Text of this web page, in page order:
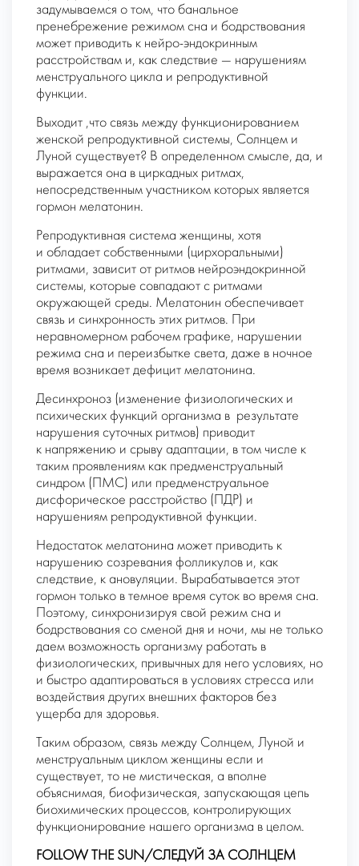
задумываемся о том, что банальное
пренебрежение режимом сна и бодрствования
может приводить к нейро-эндокринным
расстройствам и, как следствие — нарушениям
менструального цикла и репродуктивной
функции.
Выходит ,что связь между функционированием
женской репродуктивной системы, Солнцем и
Луной существует? В определенном смысле, да, и
выражается она в циркадных ритмах,
непосредственным участником которых является
гормон мелатонин.
Репродуктивная система женщины, хотя
и обладает собственными (цирхоральными)
ритмами, зависит от ритмов нейроэндокринной
системы, которые совпадают с ритмами
окружающей среды. Мелатонин обеспечивает
связь и синхронность этих ритмов. При
неравномерном рабочем графике, нарушении
режима сна и переизбытке света, даже в ночное
время возникает дефицит мелатонина.
Десинхроноз (изменение физиологических и
психических функций организма в результате
нарушения суточных ритмов) приводит
к напряжению и срыву адаптации, в том числе к
таким проявлениям как предменструальный
синдром (ПМС) или предменструальное
дисфорическое расстройство (ПДР) и
нарушениям репродуктивной функции.
Недостаток мелатонина может приводить к
нарушению созревания фолликулов и, как
следствие, к ановуляции. Вырабатывается этот
гормон только в темное время суток во время сна.
Поэтому, синхронизируя свой режим сна и
бодрствования со сменой дня и ночи, мы не только
даем возможность организму работать в
физиологических, привычных для него условиях, но
и быстро адаптироваться в условиях стресса или
воздействия других внешних факторов без
ущерба для здоровья.
Таким образом, связь между Солнцем, Луной и
менструальным циклом женщины если и
существует, то не мистическая, а вполне
объяснимая, биофизическая, запускающая цепь
биохимических процессов, контролирующих
функционирование нашего организма в целом.
FOLLOW THE SUN/СЛЕДУЙ ЗА СОЛНЦЕМ